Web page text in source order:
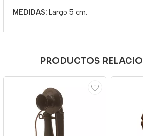
MEDIDAS: Largo 5 cm.
PRODUCTOS